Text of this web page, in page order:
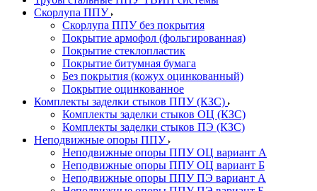
Скорлупа ППУ
Скорлупа ППУ без покрытия
Покрытие армофол (фольгированная)
Покрытие стеклопластик
Покрытие битумная бумага
Без покрытия (кожух оцинкованный)
Покрытие оцинкованное
Комплекты заделки стыков ППУ (КЗС)
Комплекты заделки стыков ОЦ (КЗС)
Комплекты заделки стыков ПЭ (КЗС)
Неподвижные опоры ППУ
Неподвижные опоры ППУ ОЦ вариант А
Неподвижные опоры ППУ ОЦ вариант Б
Неподвижные опоры ППУ ПЭ вариант А